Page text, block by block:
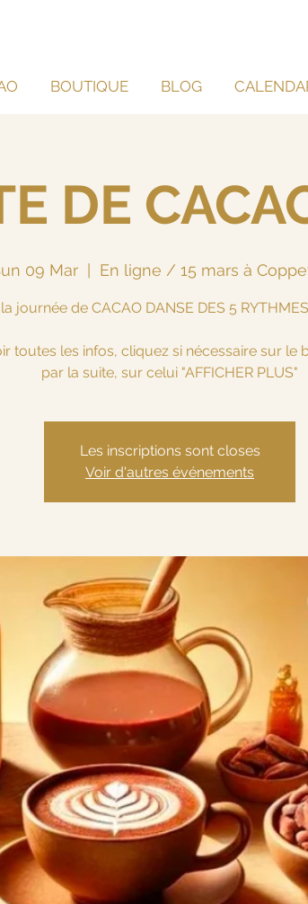
BOUTIQUE BLOG
DE
09 Mar En ligne / 15 mars à
journée de CACAO DANSE DES 5
toutes les infos, cliquez si nécessaire sur le
par la suite, sur celui "AFFICHER PLUS"
Les inscriptions sont closes
Voir d'autres événements